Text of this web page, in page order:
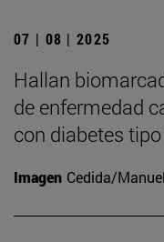
07 | 08 | 2025
Hallan
de enfermedad
con diabetes
Imagen Cedida/